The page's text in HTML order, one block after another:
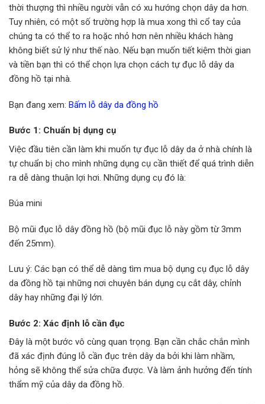
thời thượng thì nhiều người vẫn có xu hướng chọn dây da hơn.
Tuy nhiên, có một số trường hợp là mua xong thì cổ tay của
chúng ta có thể to ra hoặc nhỏ hơn nên nhiều khách hàng
không biết sử lý như thế nào. Nếu bạn muốn tiết kiệm thời gian
và tiền bạn thì có thể chọn lựa chọn cách tự đục lỗ dây da
đồng hồ tại nhà.
Bạn đang xem: Bấm lỗ dây da đồng hồ
Bước 1: Chuẩn bị dụng cụ
Việc đầu tiên cần làm khi muốn tự đục lỗ dây da ở nhà chính là
tự chuẩn bị cho mình những dụng cụ cần thiết để quá trình diễn
ra dễ dàng thuận lợi hơi. Những dụng cụ đó là:
Búa mini
Bộ mũi đục lỗ dây đồng hồ (bộ mũi đục lỗ này gồm từ 3mm
đến 25mm).
Lưu ý: Các bạn có thể dễ dàng tìm mua bộ dụng cụ đục lỗ dây
da đồng hồ tại những nơi chuyên bán dụng cụ cắt dây, chỉnh
dây hay những đại lý lớn.
Bước 2: Xác định lỗ cần đục
Đây là một bước vô cùng quan trọng. Bạn cần chắc chắn mình
đã xác định đúng lỗ cần đục trên dây da bởi khi làm nhầm,
hỏng sẽ không thể sửa chữa được. Và làm ảnh hưởng đến tính
thẩm mỹ của dây da đồng hồ.